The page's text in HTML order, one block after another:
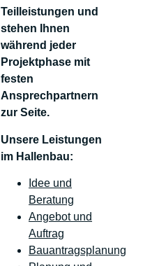
Teilleistungen und
stehen Ihnen
während jeder
Projektphase mit
festen
Ansprechpartnern
zur Seite.
Unsere Leistungen
im Hallenbau:
Idee und
Beratung
Angebot und
Auftrag
Bauantragsplanung